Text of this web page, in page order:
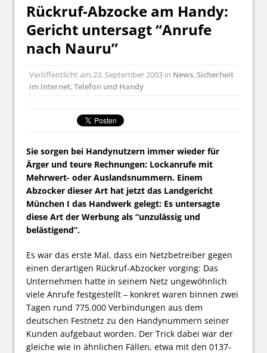
Rückruf-Abzocke am Handy:
Gericht untersagt “Anrufe
nach Nauru”
Veröffentlicht am 23. September 2003 in News,Sicherheit
im Internet,Telefon und Handy
Sie sorgen bei Handynutzern immer wieder für
Ärger und teure Rechnungen: Lockanrufe mit
Mehrwert- oder Auslandsnummern. Einem
Abzocker dieser Art hat jetzt das Landgericht
München I das Handwerk gelegt: Es untersagte
diese Art der Werbung als “unzulässig und
belästigend”.
Es war das erste Mal, dass ein Netzbetreiber gegen
einen derartigen Rückruf-Abzocker vorging: Das
Unternehmen hatte in seinem Netz ungewöhnlich
viele Anrufe festgestellt – konkret waren binnen zwei
Tagen rund 775.000 Verbindungen aus dem
deutschen Festnetz zu den Handynummern seiner
Kunden aufgebaut worden. Der Trick dabei war der
gleiche wie in ähnlichen Fällen, etwa mit den 0137-